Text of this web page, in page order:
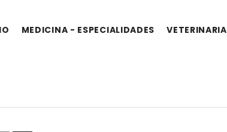
MEDICINA - ESPECIALIDADES VETERINARIA